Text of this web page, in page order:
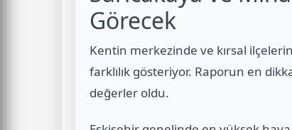
Görecek
Kentin merkezinde ve kırsal
farklılık gösteriyor. Raporun en
değerler oldu.